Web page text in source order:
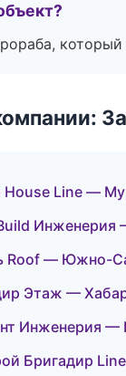
House Line —
Инженерия
Roof — Южно-
Этаж —
Инженерия
Бригадир